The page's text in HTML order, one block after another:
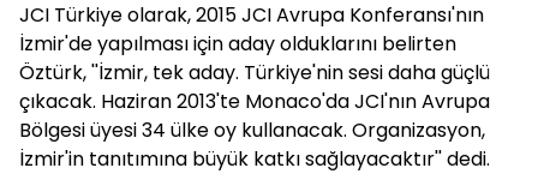
JCI Türkiye olarak, 2015 JCI Avrupa Konferansı'nın
İzmir'de yapılması için aday olduklarını belirten
Öztürk, ''İzmir, tek aday. Türkiye'nin sesi daha güçlü
çıkacak. Haziran 2013'te Monaco'da JCI'nın Avrupa
Bölgesi üyesi 34 ülke oy kullanacak. Organizasyon,
İzmir'in tanıtımına büyük katkı sağlayacaktır'' dedi.